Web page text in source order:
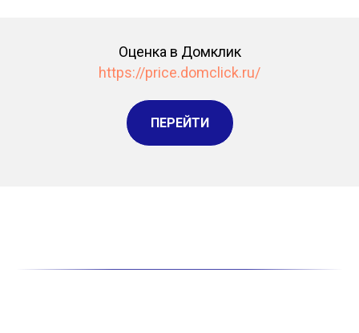
Оценка в Домклик
https://price.domclick.ru/
ПЕРЕЙТИ